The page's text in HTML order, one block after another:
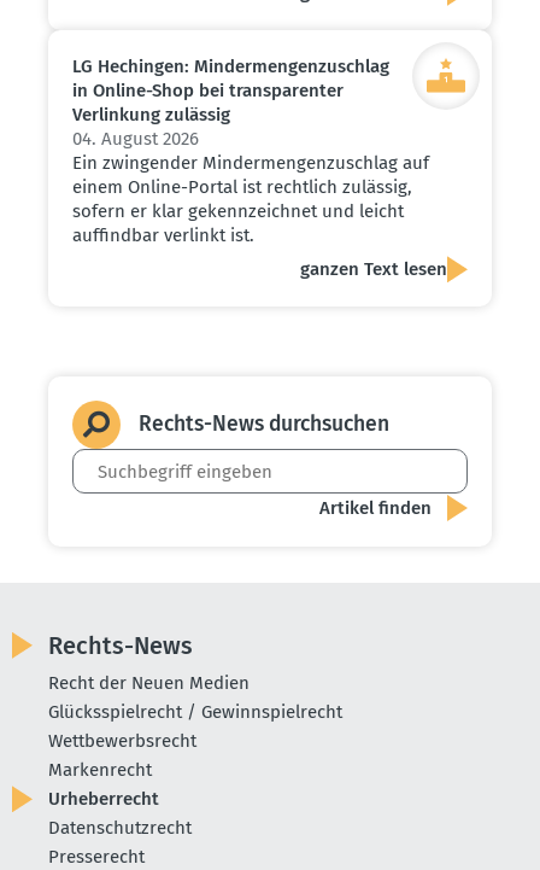
LG Hechingen: Minder­men­gen­zu­schlag
in Online-Shop bei trans­pa­renter
Verlinkung zulässig
04. August 2026
Ein zwingender Mindermengenzuschlag auf
einem Online-Portal ist rechtlich zulässig,
sofern er klar gekennzeichnet und leicht
auffindbar verlinkt ist.
ganzen Text lesen
Rechts-News durch­suchen
Rechts-News
Recht der Neuen Medien
Glücksspielrecht / Gewinnspielrecht
Wettbewerbsrecht
Markenrecht
Urheberrecht
Datenschutzrecht
Presserecht